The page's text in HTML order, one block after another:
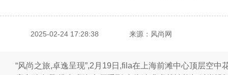
2025-02-24 17:28:38 来源：风尚网
“风尚之旅,卓逸呈现”,2月19日,fila在上海前滩中心顶层空